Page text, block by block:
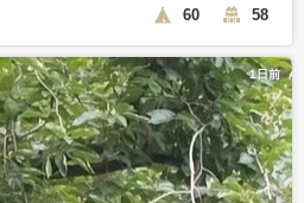
60 58
1日前